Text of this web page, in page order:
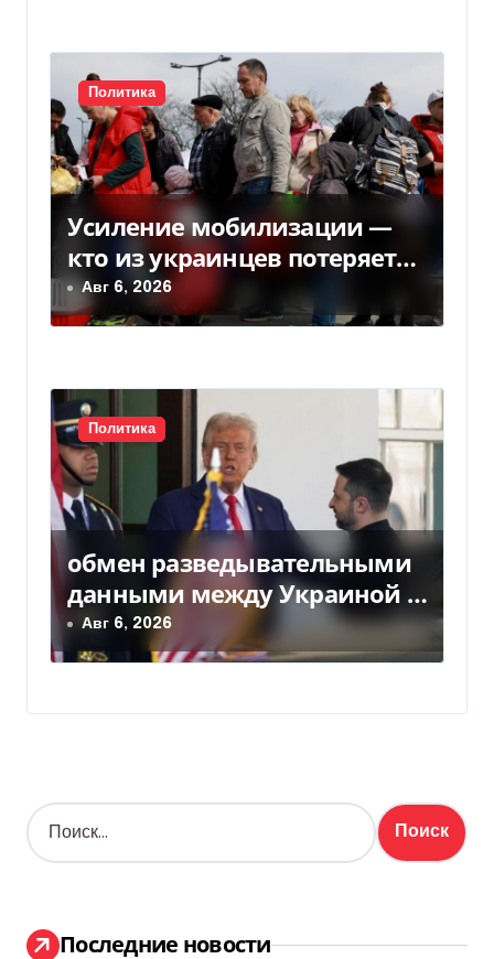
с
я
м
Политика
Усиление мобилизации —
кто из украинцев потеряет
право на временную защиту
в ЕС
Авг 6, 2026
Политика
обмен разведывательными
данными между Украиной и
США значительно вырос, —
Politico
Авг 6, 2026
Н
а
:
Последние новости